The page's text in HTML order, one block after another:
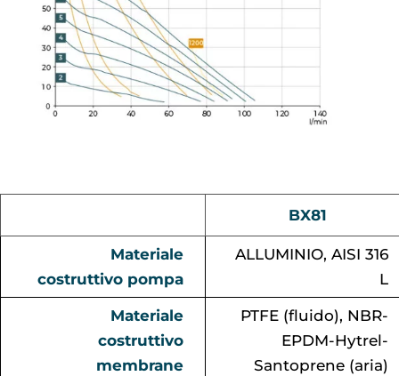
BX81
Materiale
costruttivo pompa
ALLUMINIO, AISI 316
L
Materiale
costruttivo
membrane
PTFE (fluido), NBR-
EPDM-Hytrel-
Santoprene (aria)